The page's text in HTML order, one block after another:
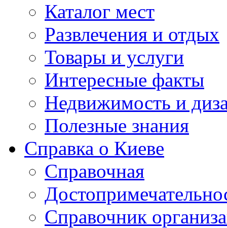
Каталог мест
Развлечения и отдых
Товары и услуги
Интересные факты
Недвижимость и
Полезные знания
Справка о Киеве
Справочная
Справочник